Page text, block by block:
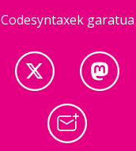
Codesyntaxek garatua